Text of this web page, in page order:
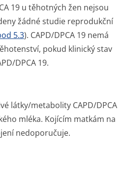
19 u těhotných žen nejsou
žádné studie reprodukční
5.3). CAPD/DPCA 19 nemá
pokud klinický stav
DPCA 19.
látky/metabolity CAPD/DPCA
mléka. Kojícím matkám na
nedoporučuje.